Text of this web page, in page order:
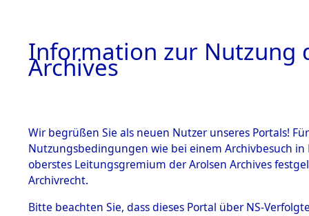
BESTÄNDE
Information zur Nutzung
Archives
Wir begrüßen Sie als neuen Nutzer unseres Portals!
Nutzungsbedingungen wie bei einem Archivbesuch
oberstes Leitungsgremium der Arolsen Archives
Archivrecht.
Bitte beachten Sie, dass dieses Portal über NS-